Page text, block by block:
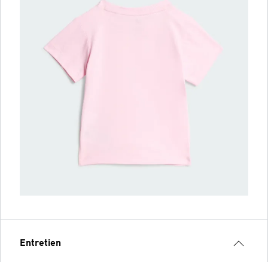
Entretien